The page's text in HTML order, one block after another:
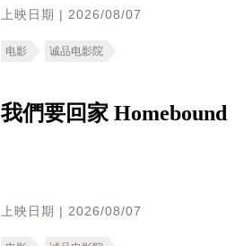
上映日期 | 2026/08/07
电影 诚品电影院
我們要回家 Homebound
上映日期 | 2026/08/07